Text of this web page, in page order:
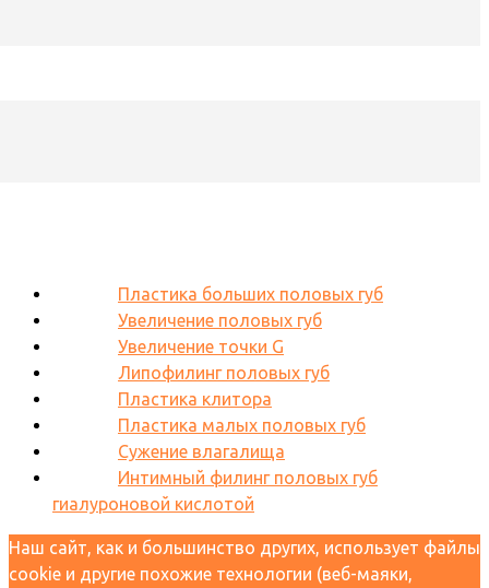
Пластика больших половых губ
Увеличение половых губ
Увеличение точки G
Липофилинг половых губ
Пластика клитора
Пластика малых половых губ
Сужение влагалища
Интимный филинг половых губ
гиалуроновой кислотой
Наш сайт, как и большинство других, использует файлы
cookie и другие похожие технологии (веб-маяки,